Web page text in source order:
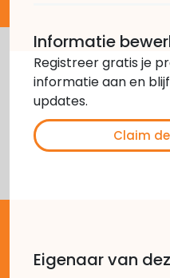
Informatie
Registreer gratis je
informatie aan en
updates.
Claim
Eigenaar van